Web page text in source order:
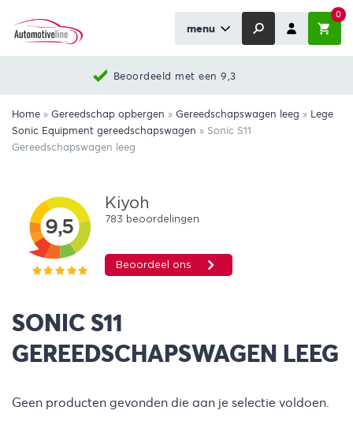
menu
0
Beoordeeld met een 9,3
Home » Gereedschap opbergen » Gereedschapswagen leeg » Lege
Sonic Equipment gereedschapswagen » Sonic S11
Gereedschapswagen leeg
SONIC S11
GEREEDSCHAPSWAGEN LEEG
Geen producten gevonden die aan je selectie voldoen.